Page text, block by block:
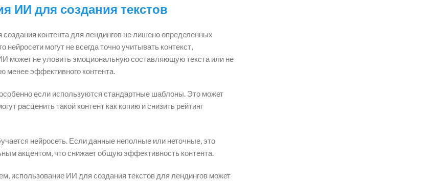
ИИ для создания текстов
контента для лендингов не лишено определенных
могут не всегда точно учитывать контекст,
может не уловить эмоциональную составляющую текста или не
менее эффективного контента.
если используются стандартные шаблоны. Это может
расценить такой контент как копию и снизить рейтинг
нейросеть. Если данные неполные или неточные, это
акцентом, что снижает общую эффективность контента.
использование ИИ для создания текстов для лендингов может